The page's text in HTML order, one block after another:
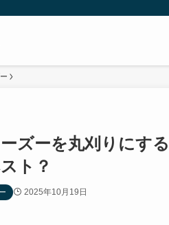
ズーを丸刈りにす
ト？
2025年10月19日